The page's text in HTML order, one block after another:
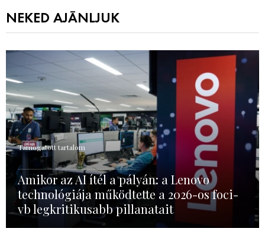
NEKED AJÁNLJUK
Támogatott tartalom
Amikor az AI ítél a pályán: a Lenovo
technológiája működtette a 2026-os foci-
vb legkritikusabb pillanatait